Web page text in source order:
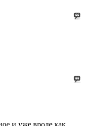
и уже вроде как